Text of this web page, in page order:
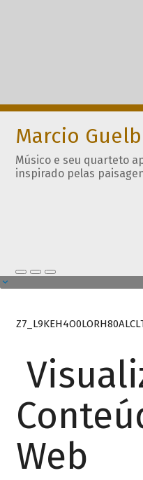
Marcio
Músico e seu quarteto
inspirado pelas
Web